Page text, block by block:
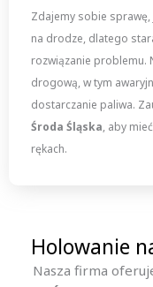
Zdajemy sobie
na drodze, dlatego
rozwiązanie problemu.
drogową, w tym
dostarczanie paliwa.
Środa Śląska, aby
rękach.
Holowanie
Nasza firma